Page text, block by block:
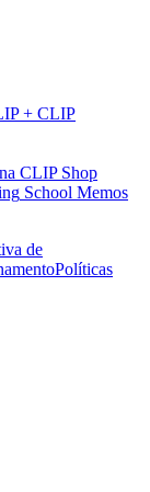
+ CLIP
CLIP Shop
School Memos
de
Políticas